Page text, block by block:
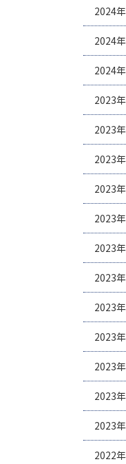
2024
2024
2024
2023
2023
2023
2023
2023
2023
2023
2023
2023
2023
2023
2023
2022